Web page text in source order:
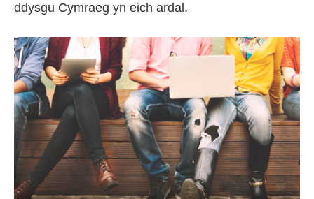
ddysgu Cymraeg yn eich ardal.